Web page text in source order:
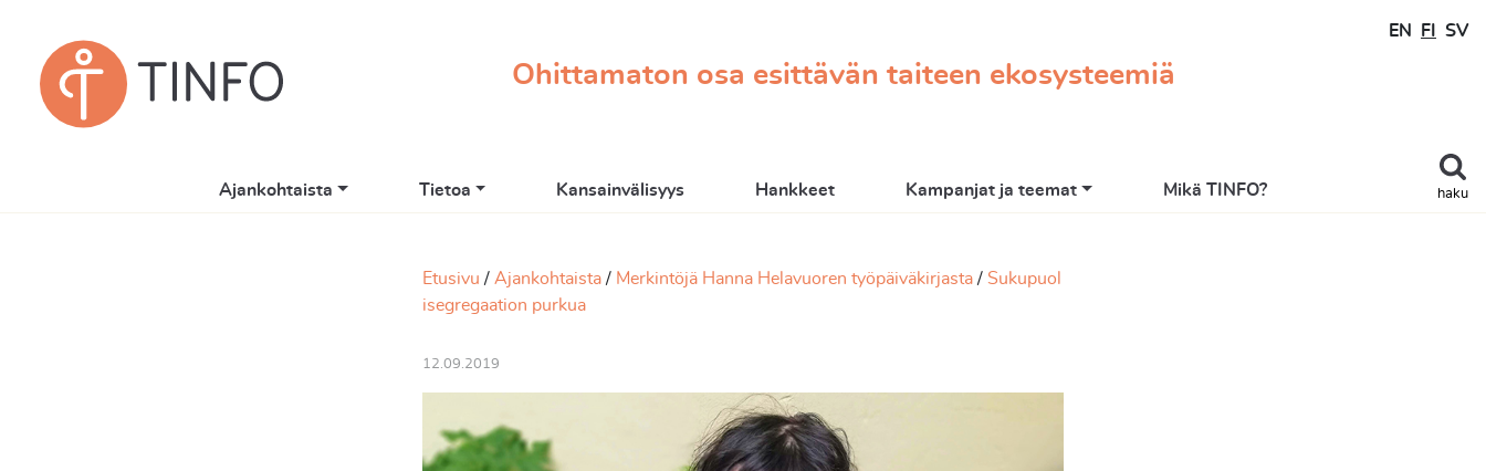
Ohittamaton osa esittävän taiteen ekosysteemiä
EN FI SV
haku
Ajankohtaista Tietoa Kansainvälisyys Hankkeet Kampanjat ja teemat Mikä TINFO?
Etusivu Ajankohtaista Merkintöjä Hanna Helavuoren työpäiväkirjasta
Sukupuol
isegregaation purkua
12.09.2019